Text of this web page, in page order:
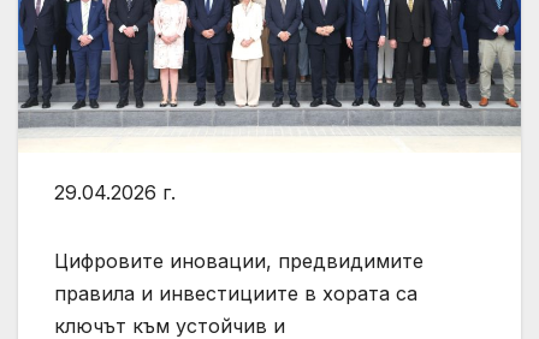
29.04.2026 г.
Цифровите иновации, предвидимите
правила и инвестициите в хората са
ключът към устойчив и